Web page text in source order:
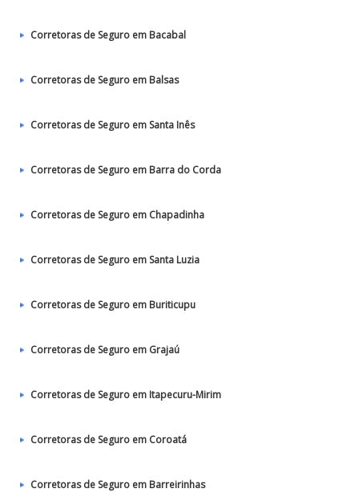
Corretoras de Seguro em Bacabal
Corretoras de Seguro em Balsas
Corretoras de Seguro em Santa Inês
Corretoras de Seguro em Barra do Corda
Corretoras de Seguro em Chapadinha
Corretoras de Seguro em Santa Luzia
Corretoras de Seguro em Buriticupu
Corretoras de Seguro em Grajaú
Corretoras de Seguro em Itapecuru-Mirim
Corretoras de Seguro em Coroatá
Corretoras de Seguro em Barreirinhas